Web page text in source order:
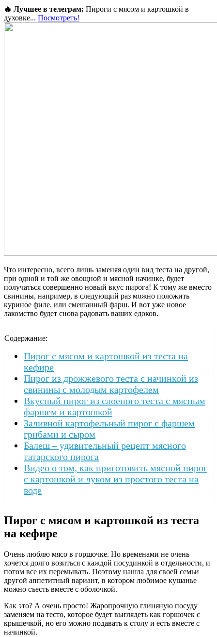
🔥 Лучшее в телеграм: Пироги с мясом и картошкой в
духовке... Посмотреть!
Что интересно, всего лишь заменяя один вид теста на другой,
при одной и той же овощной и мясной начинке, будет
получаться совершенно новый вкус пирога! К тому же вместо
свинины, например, в следующий раз можно положить
куриное филе, или смешанный фарш. И вот уже новое
лакомство будет снова радовать ваших едоков.
Содержание:
Пирог с мясом и картошкой из теста на
кефире
Пирог из дрожжевого теста с начинкой из
свинины с молодым картофелем
Вкусный пирог из слоеного теста с мясным
фаршем и картошкой
Заливной картофельный пирог с фаршем
грибами и сыром
Балеш – удивительный рецепт мясного
татарского пирога
Видео о том, как приготовить мясной пирог
с картошкой и луком из простого теста на
воде
Пирог с мясом и картошкой из теста
на кефире
Очень люблю мясо в горшочке. Но временами не очень
хочется долго возиться с каждой посудинкой в отдельности, и
потом все их перемывать. Поэтому нашла для своей семьи
другой аппетитный вариант, в котором любимое кушанье
можно съесть вместе с оболочкой.
Как это? А очень просто! Жаропрочную глиняную посуду
заменяем на тесто, которое будет выглядеть как горшочек с
крышечкой, но его можно подавать к столу и есть вместе с
начинкой.